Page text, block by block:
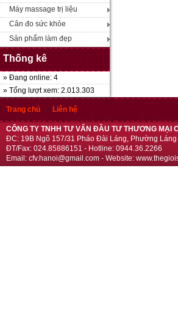
Máy massage trị liệu
Cân đo sức khỏe
Sản phẩm làm đẹp
Thống kê
» Đang online: 4
» Tổng lượt xem: 2.013.303
Trang chủ Liên hệ
CÔNG TY TNHH TƯ VẤN ĐẦU TƯ THƯƠNG MẠI
ĐC: 19B Ngõ 157/31 Pháo Đài Láng, Phường
ĐT/Fax: 024.85886151 - Hotline: 0944.36.2266
Email: cfv.hanoi@gmail.com - Website: